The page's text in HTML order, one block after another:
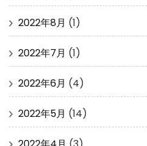
2022年8月 (1)
2022年7月 (1)
2022年6月 (4)
2022年5月 (14)